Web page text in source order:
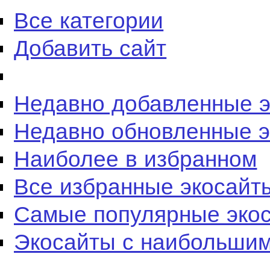
Все категории
Добавить сайт
Недавно добавленные
Недавно обновленные
Наиболее в избранном
Все избранные
Самые популярные
Экосайты с